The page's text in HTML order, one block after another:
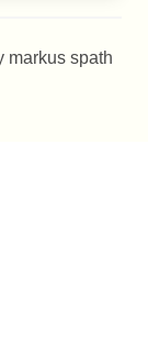
markus spath